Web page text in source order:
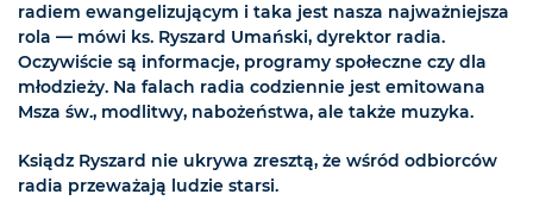
radiem ewangelizującym i taka jest nasza najważniejsza
rola — mówi ks. Ryszard Umański, dyrektor radia.
Oczywiście są informacje, programy społeczne czy dla
młodzieży. Na falach radia codziennie jest emitowana
Msza św., modlitwy, nabożeństwa, ale także muzyka.
Ksiądz Ryszard nie ukrywa zresztą, że wśród odbiorców
radia przeważają ludzie starsi.